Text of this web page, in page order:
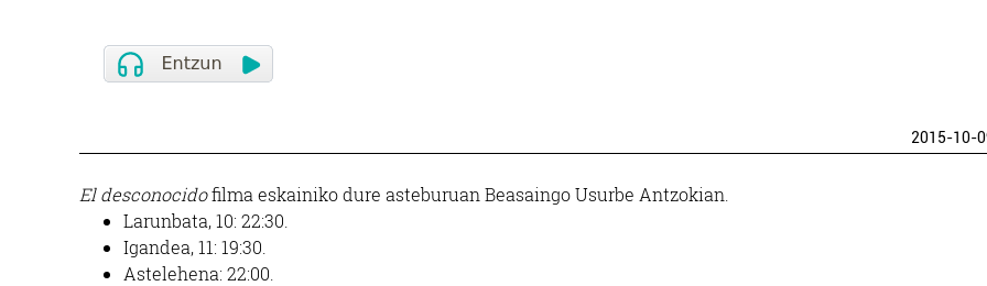
2015-10-
El desconocidofilma eskainiko dure asteburuan Beasaingo Usurbe Antzokian.
Larunbata, 10: 22:30.
Igandea, 11: 19:30.
Astelehena: 22:00.